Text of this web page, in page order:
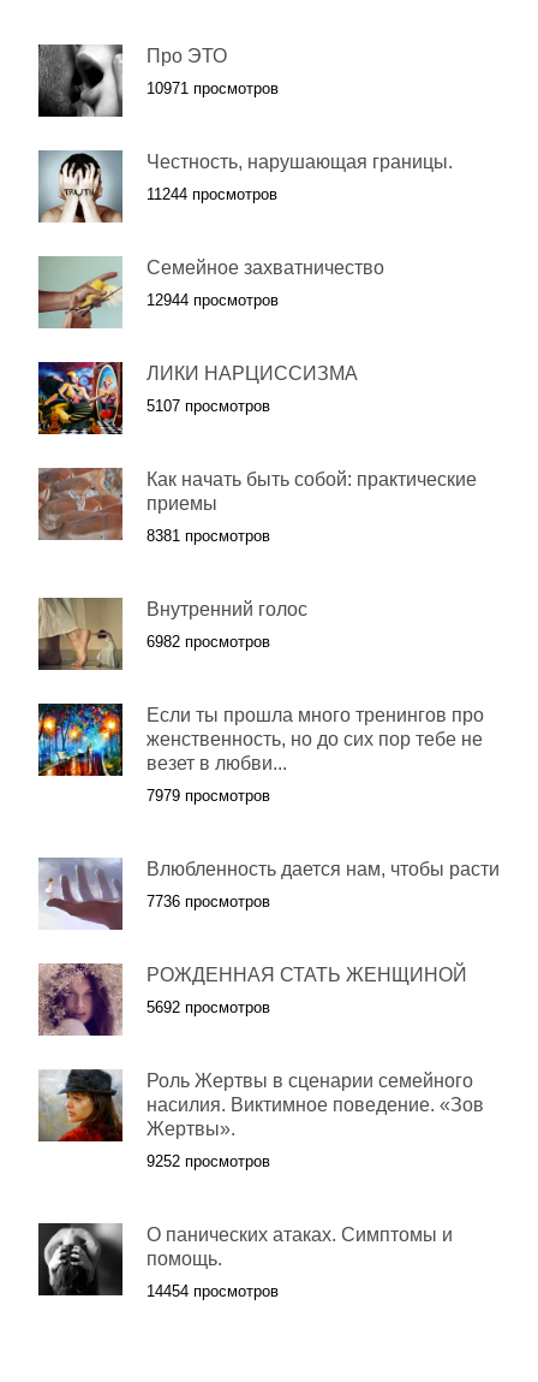
Про ЭТО
10971 просмотров
Честность, нарушающая границы.
11244 просмотров
Семейное захватничество
12944 просмотров
ЛИКИ НАРЦИССИЗМА
5107 просмотров
Как начать быть собой: практические
приемы
8381 просмотров
Внутренний голос
6982 просмотров
Если ты прошла много тренингов про
женственность, но до сих пор тебе не
везет в любви...
7979 просмотров
Влюбленность дается нам, чтобы расти
7736 просмотров
РОЖДЕННАЯ СТАТЬ ЖЕНЩИНОЙ
5692 просмотров
Роль Жертвы в сценарии семейного
насилия. Виктимное поведение. «Зов
Жертвы».
9252 просмотров
О панических атаках. Симптомы и
помощь.
14454 просмотров